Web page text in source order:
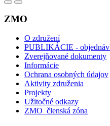
ZMO
O združení
PUBLIKÁCIE -
Zverejňované dokumenty
Informácie
Ochrana osobných údajov
Aktivity združenia
Projekty
Užitočné odkazy
ZMO_členská zóna